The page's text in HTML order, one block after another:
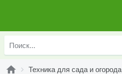
Техника для сада и огорода